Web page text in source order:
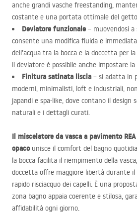
anche grandi vasche freestanding,
costante e una portata ottimale del
Deviatore funzionale – muovendosi
consente una modifica fluida e
dell’acqua tra la bocca e la doccetta per
il deviatore è possibile anche impostare
Finitura satinata liscia – si adatta in
moderni, minimalisti, loft e industriali,
japandi e spa-like, dove contano il design
naturali e i dettagli curati.
Il miscelatore da vasca a pavimento REA
opacounisce il comfort del bagno
la bocca facilita il riempimento della
doccetta offre maggiore libertà durante il
rapido risciacquo dei capelli. È una
zona bagno appaia coerente e stilosa,
affidabilità ogni giorno.